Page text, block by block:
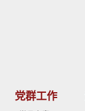
党群工作